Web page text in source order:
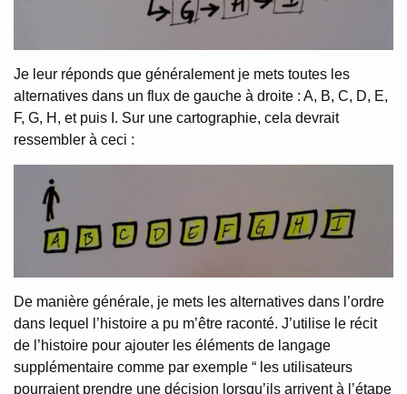
Je leur réponds que généralement je mets toutes les
alternatives dans un flux de gauche à droite : A, B, C, D, E,
F, G, H, et puis I. Sur une cartographie, cela devrait
ressembler à ceci :
De manière générale, je mets les alternatives dans l’ordre
dans lequel l’histoire a pu m’être raconté. J’utilise le récit
de l’histoire pour ajouter les éléments de langage
supplémentaire comme par exemple “ les utilisateurs
pourraient prendre une décision lorsqu’ils arrivent à l’étape